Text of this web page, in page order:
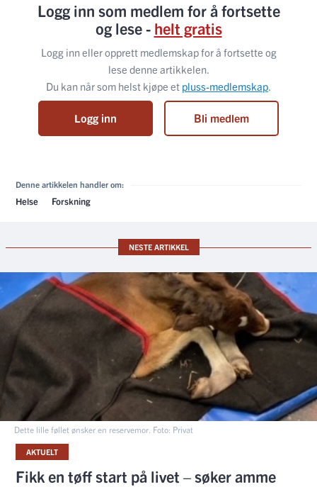
Logg inn som medlem for å fortsette
og lese - helt gratis
Logg inn eller opprett medlemskap for å fortsette og
lese denne artikkelen.
Du kan når som helst kjøpe et pluss-medlemskap.
Logg inn Bli medlem
Denne artikkelen handler om:
Helse Forskning
NESTE ARTIKKEL
Dette lille føllet ønsker en reservemor. Foto: Privat
AKTUELT
Fikk en tøff start på livet – søker amme